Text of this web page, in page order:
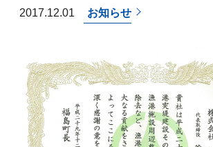
2017.12.01 お知らせ